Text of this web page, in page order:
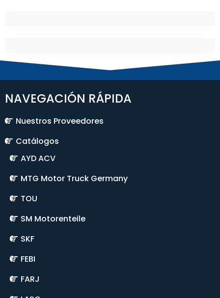
NAVEGACIÓN RÁPIDA
Nuestros Proveedores
Catálogos
AYD ACV
MTG Motor Truck Germany
TOU
SM Motorenteile
SKF
FEBI
FARJ